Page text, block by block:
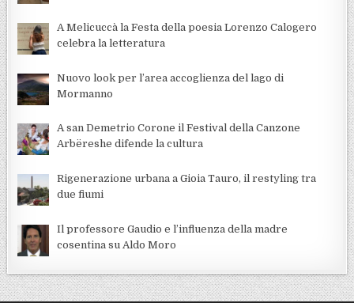
A Melicuccà la Festa della poesia Lorenzo Calogero
celebra la letteratura
Nuovo look per l’area accoglienza del lago di
Mormanno
A san Demetrio Corone il Festival della Canzone
Arbëreshe difende la cultura
Rigenerazione urbana a Gioia Tauro, il restyling tra
due fiumi
Il professore Gaudio e l’influenza della madre
cosentina su Aldo Moro